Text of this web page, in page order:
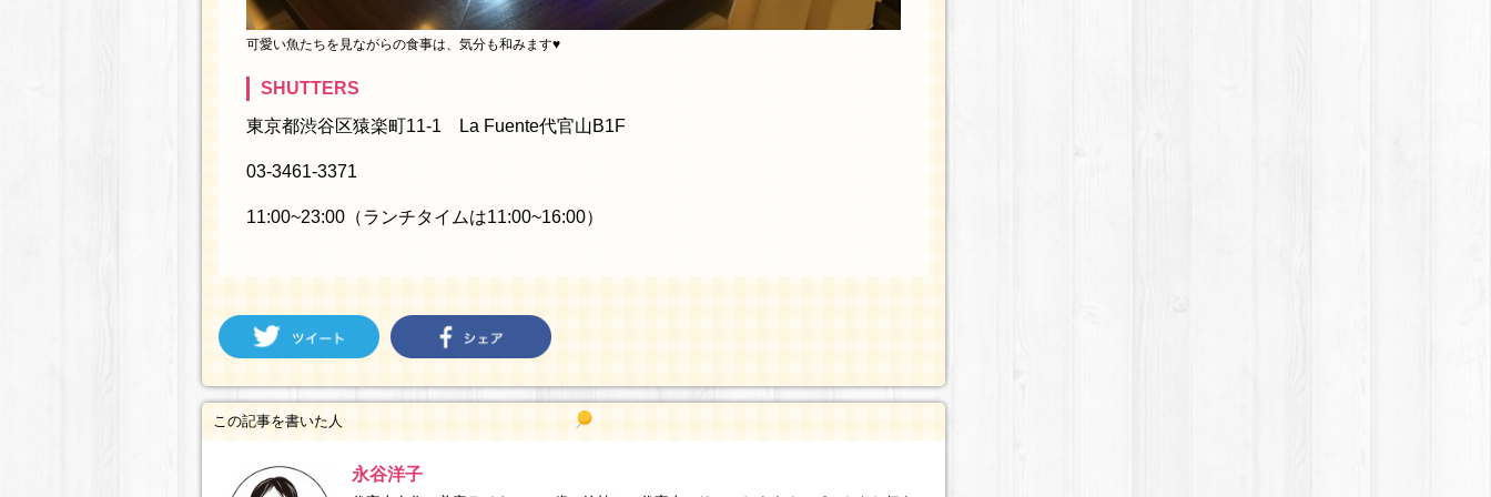
可愛い魚たちを見ながらの食事は、気分も和みます♥
SHUTTERS
東京都渋谷区猿楽町11-1 La Fuente代官山B1F
03-3461-3371
11:00~23:00（ランチタイムは11:00~16:00）
この記事を書いた人
永谷洋子